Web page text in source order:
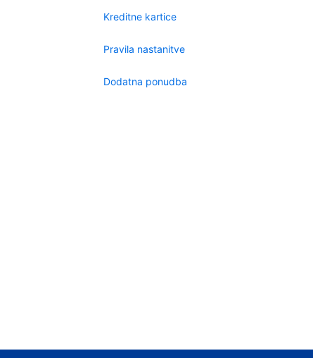
Kreditne kartice
Pravila nastanitve
Dodatna ponudba